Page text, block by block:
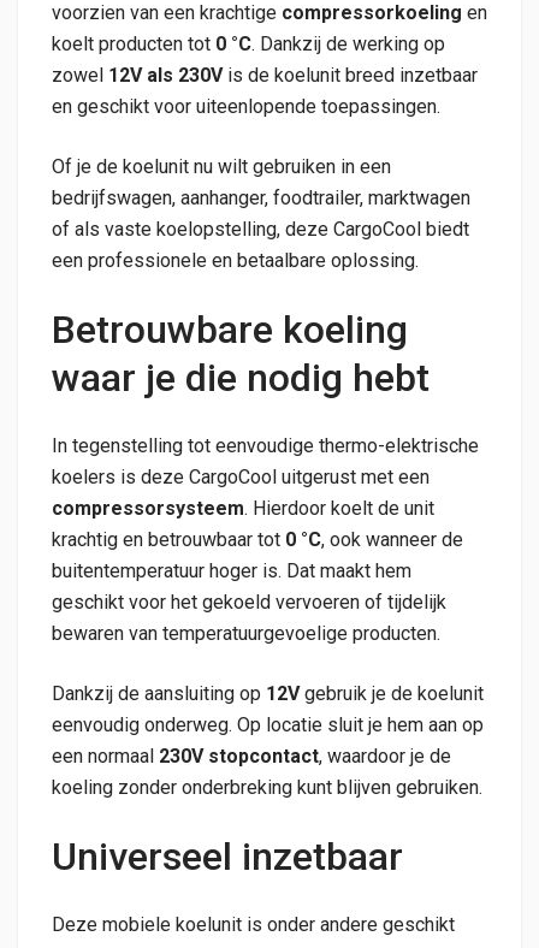
voorzien van een krachtige compressorkoeling en
koelt producten tot 0 °C. Dankzij de werking op
zowel 12V als 230Vis de koelunit breed inzetbaar
en geschikt voor uiteenlopende toepassingen.
Of je de koelunit nu wilt gebruiken in een
bedrijfswagen, aanhanger, foodtrailer, marktwagen
of als vaste koelopstelling, deze CargoCool biedt
een professionele en betaalbare oplossing.
Betrouwbare koeling
waar je die nodig hebt
In tegenstelling tot eenvoudige thermo-elektrische
koelers is deze CargoCool uitgerust met een
compressorsysteem. Hierdoor koelt de unit
krachtig en betrouwbaar tot 0 °C, ook wanneer de
buitentemperatuur hoger is. Dat maakt hem
geschikt voor het gekoeld vervoeren of tijdelijk
bewaren van temperatuurgevoelige producten.
Dankzij de aansluiting op 12Vgebruik je de koelunit
eenvoudig onderweg. Op locatie sluit je hem aan op
een normaal 230V stopcontact, waardoor je de
koeling zonder onderbreking kunt blijven gebruiken.
Universeel inzetbaar
Deze mobiele koelunit is onder andere geschikt